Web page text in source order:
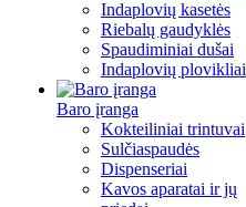
Indaplovių kasetės
Riebalų gaudyklės
Spaudiminiai dušai
Indaplovių plovikliai
Baro įranga
Kokteiliniai trintuvai
Sulčiaspaudės
Dispenseriai
Kavos aparatai ir jų